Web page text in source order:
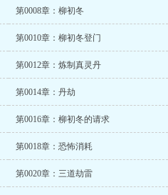
第0008章：柳初冬
第0010章：柳初冬登门
第0012章：炼制真灵丹
第0014章：丹劫
第0016章：柳初冬的请求
第0018章：恐怖消耗
第0020章：三道劫雷